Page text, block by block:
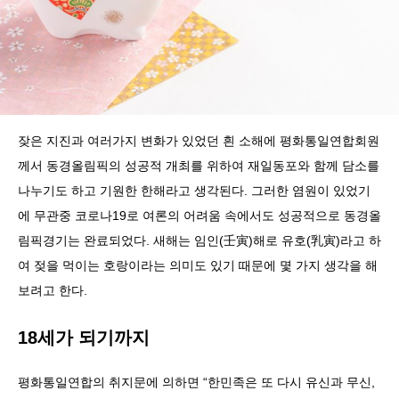
잦은 지진과 여러가지 변화가 있었던 흰 소해에 평화통일연합회원
께서 동경올림픽의 성공적 개최를 위하여 재일동포와 함께 담소를
나누기도 하고 기원한 한해라고 생각된다. 그러한 염원이 있었기
에 무관중 코로나19로 여론의 어려움 속에서도 성공적으로 동경올
림픽경기는 완료되었다. 새해는 임인(壬寅)해로 유호(乳寅)라고 하
여 젖을 먹이는 호랑이라는 의미도 있기 때문에 몇 가지 생각을 해
보려고 한다.
18세가 되기까지
평화통일연합의 취지문에 의하면 “한민족은 또 다시 유신과 무신,